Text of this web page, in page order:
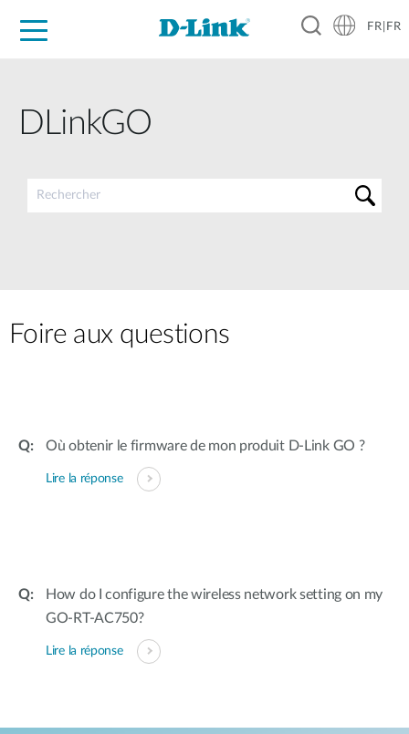
FR|FR
DLinkGO
Foire aux questions
Où obtenir le firmware de mon produit D-Link GO ?
Lire la réponse
How do I configure the wireless network setting on my
GO-RT-AC750?
Lire la réponse